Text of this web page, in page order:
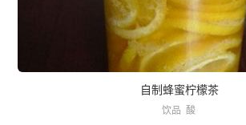
自制蜂蜜柠檬茶
饮品 酸